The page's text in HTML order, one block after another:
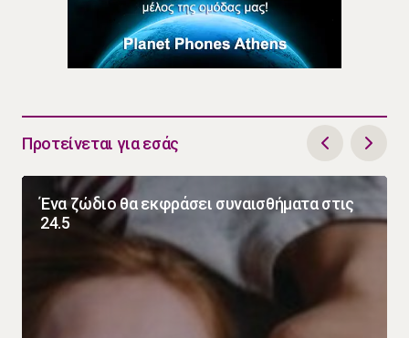
Προτείνεται για εσάς
Ένα ζώδιο θα εκφράσει συναισθήματα στις
24.5